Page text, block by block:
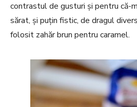
contrastul de gusturi și pentru că-
sărat, și puțin fistic, de dragul
folosit zahăr brun pentru caramel.